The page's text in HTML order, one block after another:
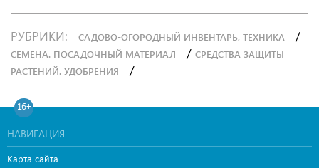
РУБРИКИ: САДОВО-ОГОРОДНЫЙ ИНВЕНТАРЬ, ТЕХНИКА /
СЕМЕНА. ПОСАДОЧНЫЙ МАТЕРИАЛ / СРЕДСТВА ЗАЩИТЫ
РАСТЕНИЙ. УДОБРЕНИЯ
/
16+
НАВИГАЦИЯ
Карта сайта